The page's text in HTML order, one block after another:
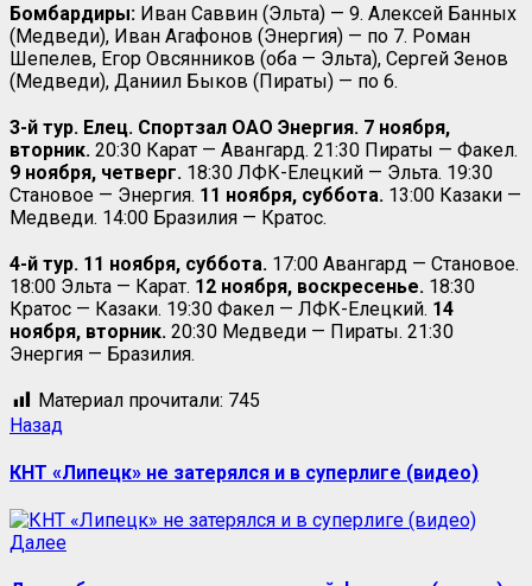
Бомбардиры: Иван Саввин (Эльта) — 9. Алексей Банных
(Медведи), Иван Агафонов (Энергия) — по 7. Роман
Шепелев, Егор Овсянников (оба — Эльта), Сергей Зенов
(Медведи), Даниил Быков (Пираты) — по 6.
3-й тур. Елец. Спортзал ОАО Энергия. 7 ноября,
вторник. 20:30 Карат — Авангард. 21:30 Пираты — Факел.
9 ноября, четверг. 18:30 ЛФК-Елецкий — Эльта. 19:30
Становое — Энергия. 11 ноября, суббота. 13:00 Казаки —
Медведи. 14:00 Бразилия — Кратос.
4-й тур. 11 ноября, суббота. 17:00 Авангард — Становое.
18:00 Эльта — Карат. 12 ноября, воскресенье. 18:30
Кратос — Казаки. 19:30 Факел — ЛФК-Елецкий. 14
ноября, вторник. 20:30 Медведи — Пираты. 21:30
Энергия — Бразилия.
Материал прочитали: 745
Назад
КНТ «Липецк» не затерялся и в суперлиге (видео)
Далее